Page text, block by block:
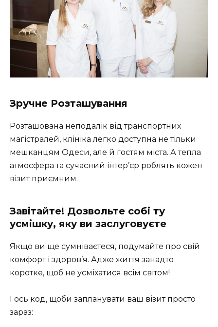
Зручне Розташування
Розташована неподалік від транспортних
магістралей, клініка легко доступна не тільки
мешканцям Одеси, але й гостям міста. А тепла
атмосфера та сучасний інтер’єр роблять кожен
візит приємним.
Завітайте! Дозвольте собі ту
усмішку, яку ви заслуговуєте
Якщо ви ще сумніваєтеся, подумайте про свій
комфорт і здоров’я. Адже життя занадто
коротке, щоб не усміхатися всім світом!
І ось код, щоби запланувати ваш візит просто
зараз: